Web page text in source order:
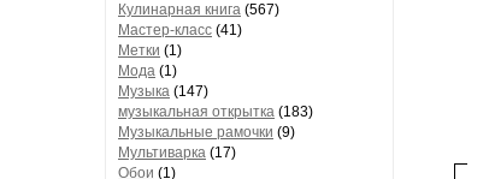
Кулинарная книга (567)
Мастер-класс (41)
Метки (1)
Мода (1)
Музыка (147)
музыкальная открытка (183)
Музыкальные рамочки (9)
Мультиварка (17)
Обои (1)